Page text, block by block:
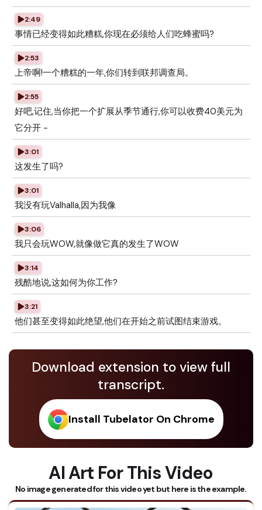
2:49
事情已经变得如此糟糕,你现在必须给人们吃蜂蜜吗?
2:53
上帝啊!一个糟糕的一年,你们转到联邦调查局。
2:55
好吧,记住,当你把一个扩展从季节通行,你可以收费40美元为
它分开 -
3:01
这发生了吗?
3:01
我没有玩Valhalla,因为我像
3:06
我只会玩WOW,就像做它真的发生了WOW
3:14
残酷地说,这如何为你工作?
3:21
他们甚至变得如此绝望,他们在开始之前试图结束游戏。
Download extension to view full
transcript.
Install Tubelator On Chrome
AI Art For This Video
No image generated for this video yet but here is the example.